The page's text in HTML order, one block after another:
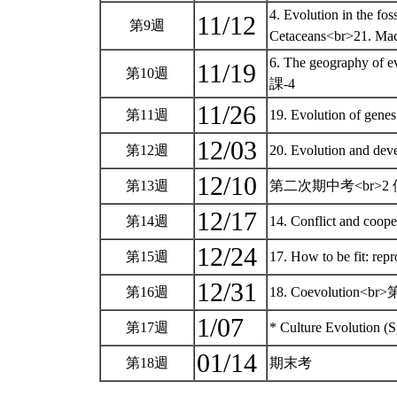
第9週 11/12
4. Evolution in the
Cetaceans<br>21.
第10週 11/19
6. The geography of
課-4
第11週 11/26 19. Evolution of
第12週 12/03 20. Evolution and
第13週 12/10 第二次期中考<br>2
第14週 12/17 14. Conflict and
第15週 12/24 17. How to be fit:
第16週 12/31 18.
第17週 1/07 * Culture Evolution
第18週 01/14 期末考